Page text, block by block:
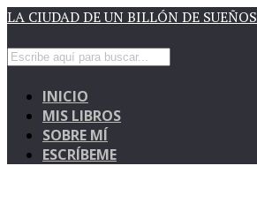
LA CIUDAD DE UN BILLÓN DE SUEÑOS
INICIO
MIS LIBROS
SOBRE MÍ
ESCRÍBEME